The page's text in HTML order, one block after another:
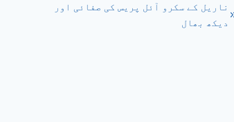
ناریل کے سکرو آئل پریس کی صفائی اور
دیکھ بھال